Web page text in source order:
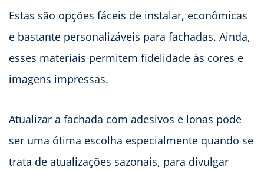
Estas são opções fáceis de instalar, econômicas
e bastante personalizáveis para fachadas. Ainda,
esses materiais permitem fidelidade às cores e
imagens impressas.
Atualizar a fachada com adesivos e lonas pode
ser uma ótima escolha especialmente quando se
trata de atualizações sazonais, para divulgar